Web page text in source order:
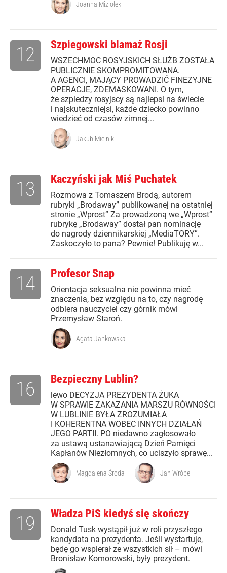
Joanna Miziołek
Szpiegowski blamaż Rosji
WSZECHMOC ROSYJSKICH SŁUŻB ZOSTAŁA
PUBLICZNIE SKOMPROMITOWANA.
A AGENCI, MAJĄCY PROWADZIĆ FINEZYJNE
OPERACJE, ZDEMASKOWANI. O tym,
że szpiedzy rosyjscy są najlepsi na świecie
i najskuteczniejsi, każde dziecko powinno
wiedzieć od czasów zimnej...
12
Jakub Mielnik
Kaczyński jak Miś Puchatek
Rozmowa z Tomaszem Brodą, autorem
rubryki „Brodaway” publikowanej na ostatniej
stronie „Wprost” Za prowadzoną we „Wprost”
rubrykę „Brodaway” dostał pan nominację
do nagrody dziennikarskiej „MediaTORY”.
Zaskoczyło to pana? Pewnie! Publikuję w...
13
Profesor Snap
Orientacja seksualna nie powinna mieć
znaczenia, bez względu na to, czy nagrodę
odbiera nauczyciel czy górnik mówi
Przemysław Staroń.
14
Agata Jankowska
Bezpieczny Lublin?
lewo DECYZJA PREZYDENTA ŻUKA
W SPRAWIE ZAKAZANIA MARSZU RÓWNOŚCI
W LUBLINIE BYŁA ZROZUMIAŁA
I KOHERENTNA WOBEC INNYCH DZIAŁAŃ
JEGO PARTII. PO niedawno zagłosowało
za ustawą ustanawiającą Dzień Pamięci
Kapłanów Niezłomnych, co uciszyło sprawę...
16
Magdalena Środa Jan Wróbel
Władza PiS kiedyś się skończy
Donald Tusk wystąpił już w roli przyszłego
kandydata na prezydenta. Jeśli wystartuje,
będę go wspierał ze wszystkich sił – mówi
Bronisław Komorowski, były prezydent.
19